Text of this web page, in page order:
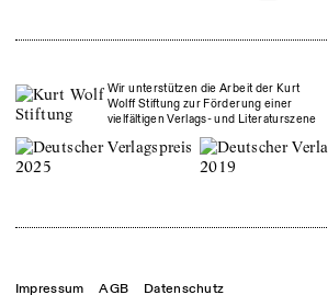
Wir unterstützen die Arbeit der Kurt
Wolff Stiftung zur Förderung einer
vielfältigen Verlags- und Literaturszene
Impressum AGB Datenschutz